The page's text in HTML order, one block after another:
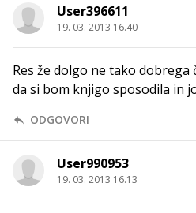
User396611
19. 03. 2013 16.40
Res že dolgo ne tako
da si bom knjigo sposodila in
ODGOVORI
User990953
19. 03. 2013 16.13